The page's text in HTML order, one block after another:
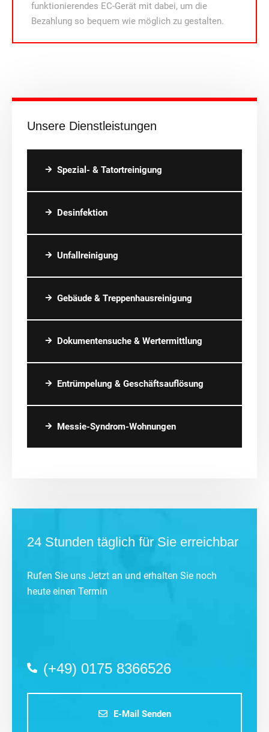
Unsere Dienstleistungen
Spezial- & Tatortreinigung
Desinfektion
Unfallreinigung
Gebäude & Treppenhausreinigung
Dokumentensuche & Wertermittlung
Entrümpelung & Geschäftsauflösung
Messie-Syndrom-Wohnungen
24 Stunden täglich für Sie erreichbar
Rufen Sie uns Jetzt an und erhalten Sie noch
heute einen Termin
(+49) 0175 8366526
E-Mail Senden
funktionierendes EC-Gerät mit dabei, um die
Bezahlung so bequem wie möglich zu gestalten.